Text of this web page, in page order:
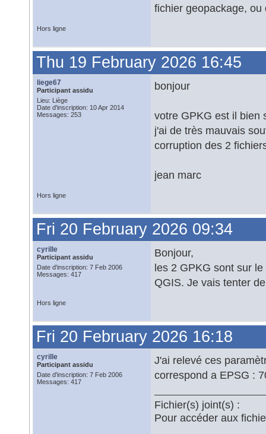
fichier geopackage,
Hors ligne
Thu 19 February 2026 16:45
liege67
Participant assidu
Lieu: Liège
Date d'inscription: 10 Apr 2014
Messages: 253
bonjour
votre GPKG est il bien
j'ai de très mauvais
corruption des 2
jean marc
Hors ligne
Fri 20 February 2026 09:34
cyrille
Participant assidu
Date d'inscription: 7 Feb 2006
Messages: 417
Bonjour,
les 2 GPKG sont sur
QGIS. Je vais tenter
Hors ligne
Fri 20 February 2026 16:18
cyrille
Participant assidu
Date d'inscription: 7 Feb 2006
Messages: 417
J'ai relevé ces
correspond a EPSG :
Fichier(s) joint(s) :
Pour accéder aux